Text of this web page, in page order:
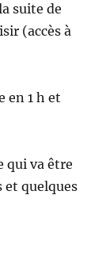
suite de
(accès à
en 1 h et
qui va être
et quelques